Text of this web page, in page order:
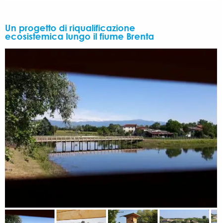
Un progetto di riqualificazione
ecosistemica lungo il fiume Brenta